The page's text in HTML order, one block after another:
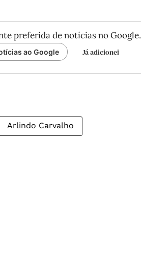
preferida de notícias no Google.
ao Google Já adicionei
Arlindo Carvalho